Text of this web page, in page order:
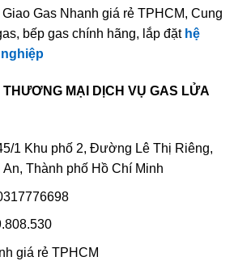
Giao Gas Nhanh giá rẻ TPHCM, Cung
bếp gas chính hãng, lắp đặt hệ
THƯƠNG MẠI DỊCH VỤ GAS LỬA
1 Khu phố 2, Đường Lê Thị Riêng,
Thành phố Hồ Chí Minh
giá rẻ TPHCM